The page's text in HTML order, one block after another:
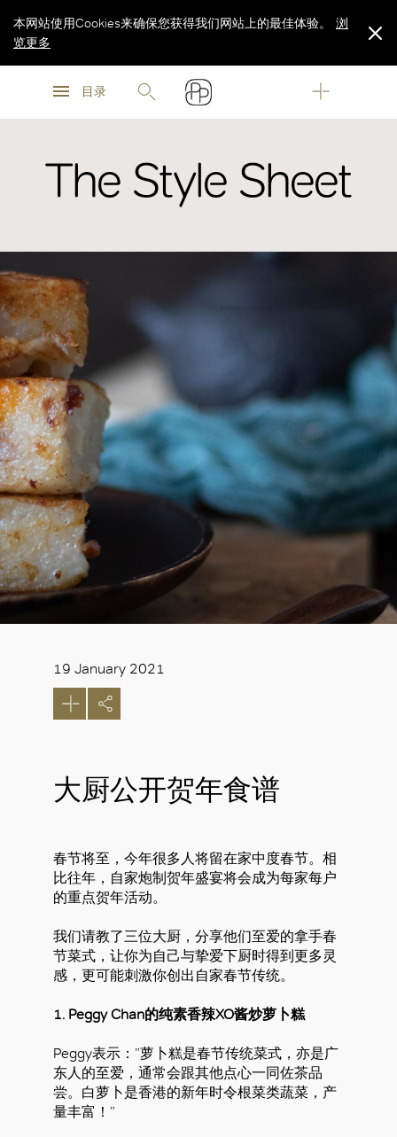
浏
目录
本网站使用Cookies来确保您获得我们网站上的最佳体验。
浏
览更多
The Style Sheet
19 January 2021
大厨公开贺年食谱
春节将至，今年很多人将留在家中度春节。相
比往年，自家炮制贺年盛宴将会成为每家每户
的重点贺年活动。
我们请教了三位大厨，分享他们至爱的拿手春
节菜式，让你为自己与挚爱下厨时得到更多灵
感，更可能刺激你创出自家春节传统。
1. Peggy Chan的纯素香辣XO酱炒萝卜糕
Peggy表示：”萝卜糕是春节传统菜式，亦是广
东人的至爱，通常会跟其他点心一同佐茶品
尝。白萝卜是香港的新年时令根菜类蔬菜，产
量丰富！”